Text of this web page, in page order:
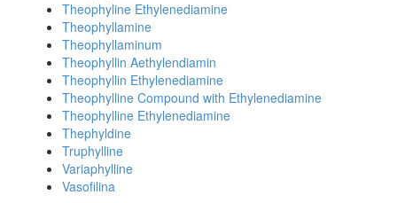
Theophyline Ethylenediamine
Theophyllamine
Theophyllaminum
Theophyllin Aethylendiamin
Theophyllin Ethylenediamine
Theophylline Compound with Ethylenediamine
Theophylline Ethylenediamine
Thephyldine
Truphylline
Variaphylline
Vasofilina